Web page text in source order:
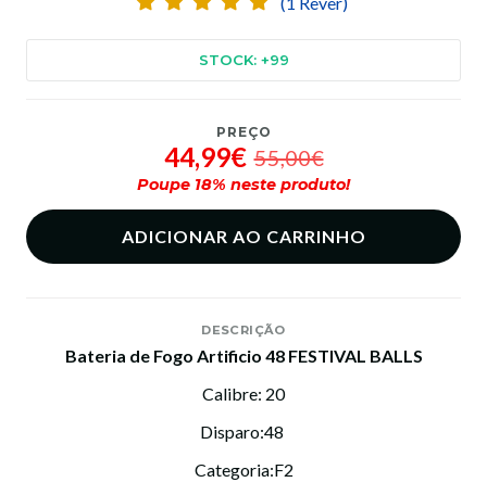
STOCK: +99
PREÇO
44,99€ 55,00€
Poupe 18% neste produto!
ADICIONAR AO CARRINHO
DESCRIÇÃO
Bateria de Fogo Artificio 48 FESTIVAL BALLS
Calibre: 20
Disparo:48
Categoria:F2